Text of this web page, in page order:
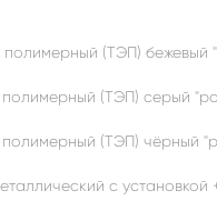
полимерный (ТЭП) бежевый
полимерный (ТЭП) серый
полимерный (ТЭП) чёрный
с установкой